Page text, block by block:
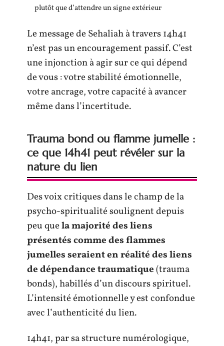
plutôt que d’attendre un signe extérieur
Le message de Sehaliah à travers 14h41
n’est pas un encouragement passif. C’est
une injonction à agir sur ce qui dépend
de vous : votre stabilité émotionnelle,
votre ancrage, votre capacité à avancer
même dans l’incertitude.
Trauma bond ou flamme jumelle :
ce que 14h41 peut révéler sur la
nature du lien
Des voix critiques dans le champ de la
psycho-spiritualité soulignent depuis
peu quela majorité des liens
présentés comme des flammes
jumelles seraient en réalité des liens
de dépendance traumatique(trauma
bonds), habillés d’un discours spirituel.
L’intensité émotionnelle y est confondue
avec l’authenticité du lien.
14h41, par sa structure numérologique,